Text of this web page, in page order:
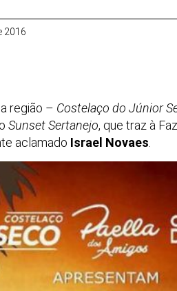
2016
região – Costelaço do Júnior
Sunset Sertanejo, que traz à
aclamado Israel Novaes